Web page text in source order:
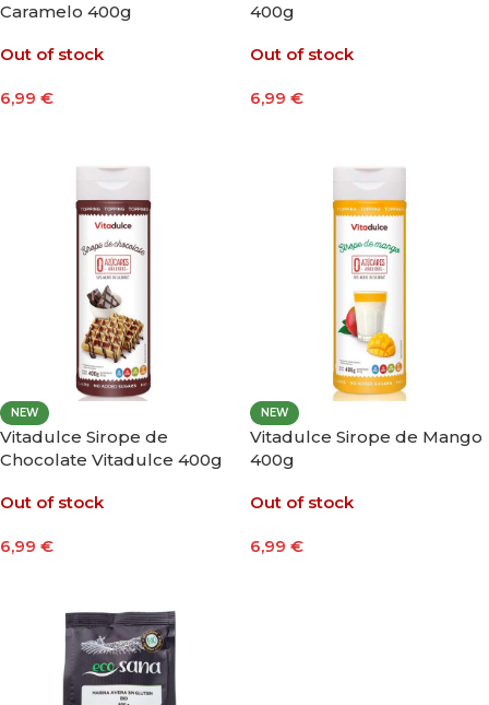
Caramelo 400g
Out of stock
6,99 €
400g
Out of stock
6,99 €
NEW
Vitadulce Sirope de
Chocolate Vitadulce 400g
Out of stock
6,99 €
NEW
Vitadulce Sirope de Mango
400g
Out of stock
6,99 €